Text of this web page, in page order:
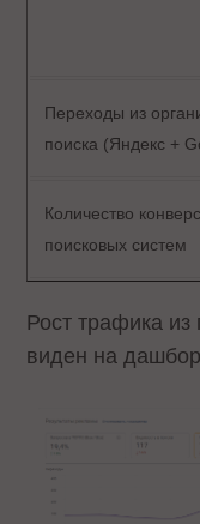
Переходы из
поиска (Яндекс +
Количество
поисковых систем
Рост трафика из
виден на